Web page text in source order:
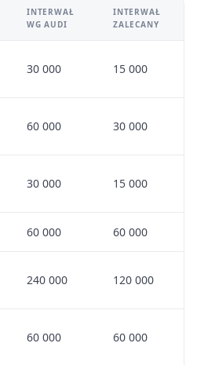
INTERWAŁ
WG AUDI
INTERWAŁ
ZALECANY
30 000 15 000
60 000 30 000
30 000 15 000
60 000 60 000
240 000 120 000
60 000 60 000